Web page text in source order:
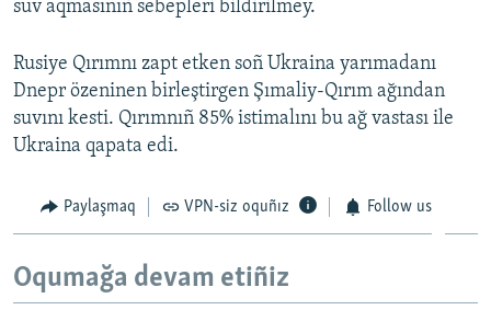
suv aqmasınıñ sebepleri bildirilmey.
Rusiye Qırımnı zapt etken soñ Ukraina yarımadanı
Dnepr özeninen birleştirgen Şımaliy-Qırım ağından
suvını kesti. Qırımnıñ 85% istimalını bu ağ vastası ile
Ukraina qapata edi.
Paylaşmaq VPN-siz oquñız Follow us
Oqumağa devam etiñiz